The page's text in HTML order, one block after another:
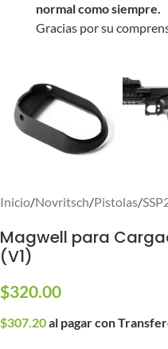
normal como siempre.
Gracias por su
Inicio/Novritsch/Pistolas/
Magwell para
(V1)
$320.00
$307.20al pagar con